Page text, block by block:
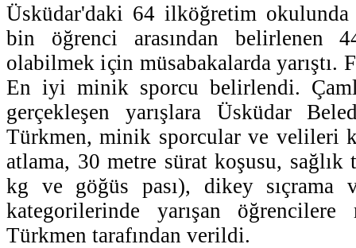
Üsküdar'daki 64 ilköğretim okulunda
bin öğrenci arasından belirlenen
olabilmek için müsabakalarda yarıştı.
En iyi minik sporcu belirlendi.
gerçekleşen yarışlara Üsküdar
Türkmen, minik sporcular ve velileri
atlama, 30 metre sürat koşusu,
kg ve göğüs pası), dikey sıçrama
kategorilerinde yarışan öğrencilere
Türkmen tarafından verildi.